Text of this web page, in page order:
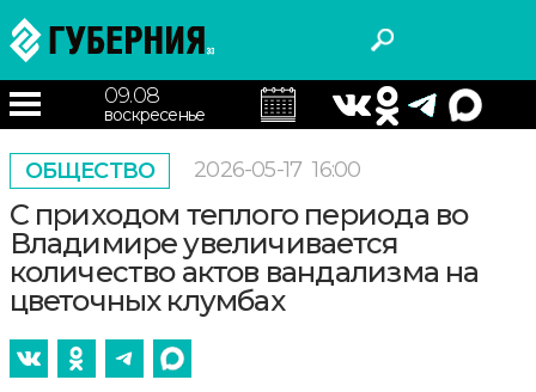
09.08
воскресенье
ОБЩЕСТВО 2026-05-17 16:00
С приходом теплого периода во
Владимире увеличивается
количество актов вандализма на
цветочных клумбах